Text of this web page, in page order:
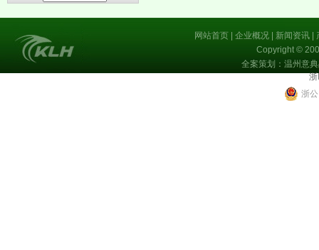
网站首页 企业概况 新闻资讯
Copyright ©
全案策划：温州意
浙